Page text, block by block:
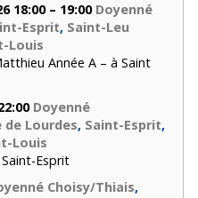
18:00 – 19:00 Doyenné
Esprit, Saint-Leu
Louis
Année A – à Saint
Doyenné
de Lourdes, Saint-Esprit,
Louis
Esprit
Choisy/Thiais,